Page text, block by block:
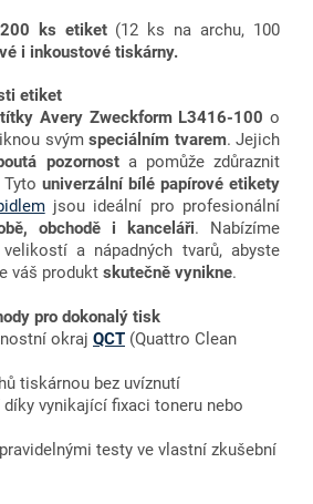
ks etiket(12 ks na archu, 100
i inkoustové tiskárny.
etiket
Avery Zweckform L3416-100 o
svýmspeciálním tvarem. Jejich
pozornosta pomůže zdůraznit
Tyto univerzální bílé papírové etikety
jsou ideální pro profesionální
obchodě i kanceláři. Nabízíme
a nápadných tvarů, abyste
váš produkt skutečně vynikne.
pro dokonalý tisk
okraj QCT (Quattro Clean
tiskárnou bez uvíznutí
vynikající fixaci toneru nebo
testy ve vlastní zkušební